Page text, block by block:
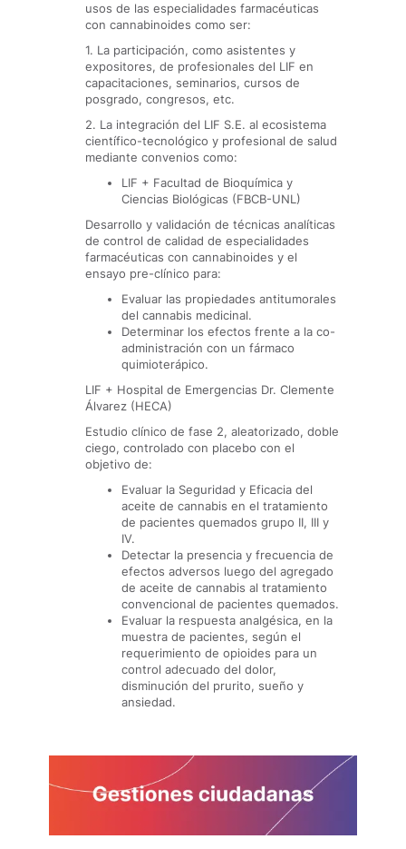
usos de las especialidades farmacéuticas
con cannabinoides como ser:
1. La participación, como asistentes y
expositores, de profesionales del LIF en
capacitaciones, seminarios, cursos de
posgrado, congresos, etc.
2. La integración del LIF S.E. al ecosistema
científico-tecnológico y profesional de salud
mediante convenios como:
LIF + Facultad de Bioquímica y
Ciencias Biológicas (FBCB-UNL)
Desarrollo y validación de técnicas analíticas
de control de calidad de especialidades
farmacéuticas con cannabinoides y el
ensayo pre-clínico para:
Evaluar las propiedades antitumorales
del cannabis medicinal.
Determinar los efectos frente a la co-
administración con un fármaco
quimioterápico.
LIF + Hospital de Emergencias Dr. Clemente
Álvarez (HECA)
Estudio clínico de fase 2, aleatorizado, doble
ciego, controlado con placebo con el
objetivo de:
Evaluar la Seguridad y Eficacia del
aceite de cannabis en el tratamiento
de pacientes quemados grupo II, III y
IV.
Detectar la presencia y frecuencia de
efectos adversos luego del agregado
de aceite de cannabis al tratamiento
convencional de pacientes quemados.
Evaluar la respuesta analgésica, en la
muestra de pacientes, según el
requerimiento de opioides para un
control adecuado del dolor,
disminución del prurito, sueño y
ansiedad.